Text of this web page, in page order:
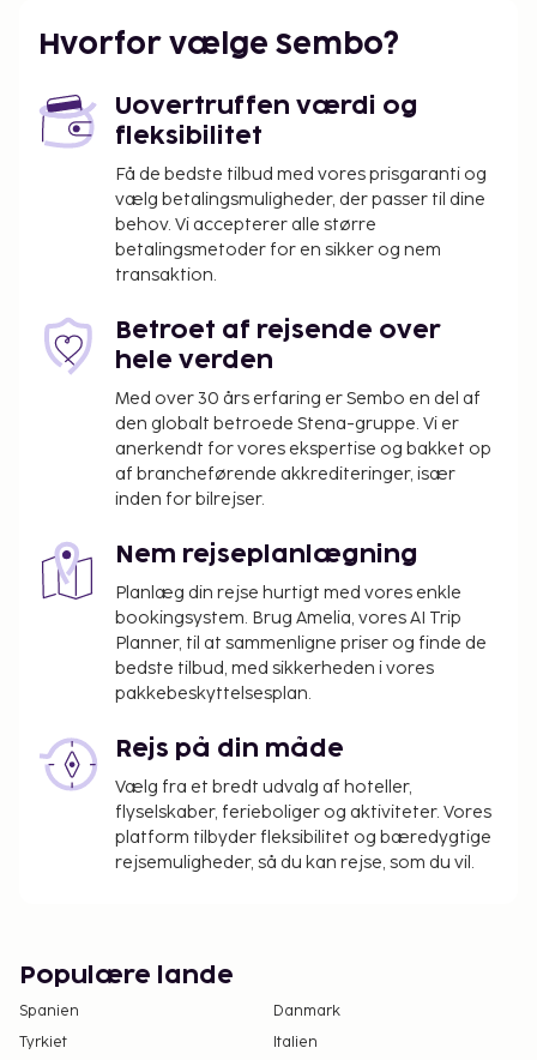
Hvorfor vælge Sembo?
Uovertruffen værdi og
fleksibilitet
Få de bedste tilbud med vores prisgaranti og
vælg betalingsmuligheder, der passer til dine
behov. Vi accepterer alle større
betalingsmetoder for en sikker og nem
transaktion.
Betroet af rejsende over
hele verden
Med over 30 års erfaring er Sembo en del af
den globalt betroede Stena-gruppe. Vi er
anerkendt for vores ekspertise og bakket op
af brancheførende akkrediteringer, især
inden for bilrejser.
Nem rejseplanlægning
Planlæg din rejse hurtigt med vores enkle
bookingsystem. Brug Amelia, vores AI Trip
Planner, til at sammenligne priser og finde de
bedste tilbud, med sikkerheden i vores
pakkebeskyttelsesplan.
Rejs på din måde
Vælg fra et bredt udvalg af hoteller,
flyselskaber, ferieboliger og aktiviteter. Vores
platform tilbyder fleksibilitet og bæredygtige
rejsemuligheder, så du kan rejse, som du vil.
Populære lande
Spanien
Danmark
Tyrkiet
Italien